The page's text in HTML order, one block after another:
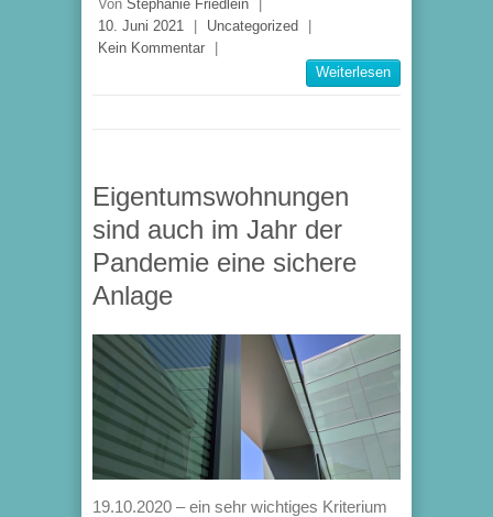
Von Stephanie Friedlein
10. Juni 2021
Uncategorized
Kein Kommentar
Weiterlesen
Eigentumswohnungen
sind auch im Jahr der
Pandemie eine sichere
Anlage
19.10.2020 – ein sehr wichtiges Kriterium